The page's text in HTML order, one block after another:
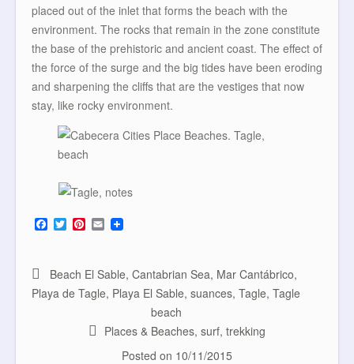
placed out of the inlet that forms the beach with the
environment. The rocks that remain in the zone constitute
the base of the prehistoric and ancient coast. The effect of
the force of the surge and the big tides have been eroding
and sharpening the cliffs that are the vestiges that now
stay, like rocky environment.
F
a
b
o
o
T
w
t
e
r
P
e
r
e
E
m
l
Beach El Sable,Cantabrian Sea, Mar Cantábrico,
Playa de Tagle, Playa El Sable, suances, Tagle, Tagle
beach
Places & Beaches, surf, trekking
Posted on 10/11/2015